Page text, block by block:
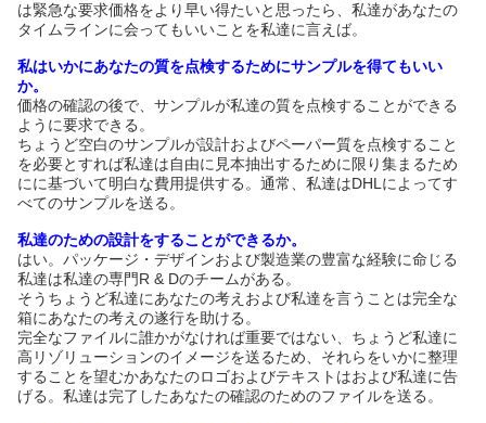
は緊急な要求価格をより早い得たいと思ったら、私達があなたの
タイムラインに会ってもいいことを私達に言えば。
私はいかにあなたの質を点検するためにサンプルを得てもいい
か。
価格の確認の後で、サンプルが私達の質を点検することができる
ように要求できる。
ちょうど空白のサンプルが設計およびペーパー質を点検すること
を必要とすれば私達は自由に見本抽出するために限り集まるため
にに基づいて明白な費用提供する。通常、私達はDHLによってす
べてのサンプルを送る。
私達のための設計をすることができるか。
はい。パッケージ・デザインおよび製造業の豊富な経験に命じる
私達は私達の専門R & Dのチームがある。
そうちょうど私達にあなたの考えおよび私達を言うことは完全な
箱にあなたの考えの遂行を助ける。
完全なファイルに誰かがなければ重要ではない、ちょうど私達に
高リゾリューションのイメージを送るため、それらをいかに整理
することを望むかあなたのロゴおよびテキストはおよび私達に告
げる。私達は完了したあなたの確認のためのファイルを送る。